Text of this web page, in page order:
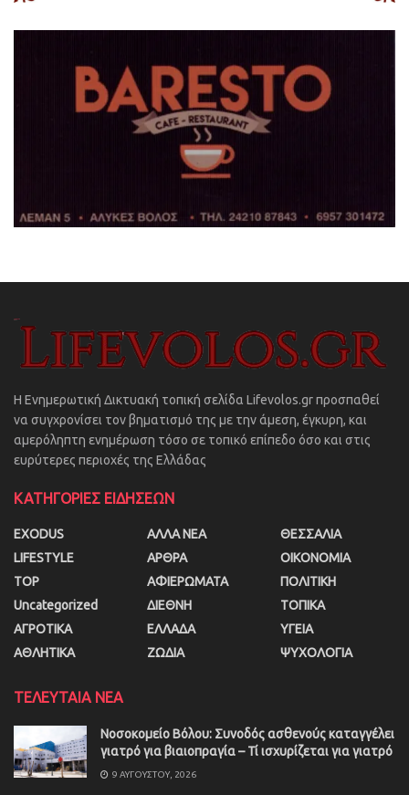
Η Ενημερωτική Δικτυακή τοπική σελίδα Lifevolos.gr προσπαθεί
να συγχρονίσει τον βηματισμό της με την άμεση, έγκυρη, και
αμερόληπτη ενημέρωση τόσο σε τοπικό επίπεδο όσο και στις
ευρύτερες περιοχές της Ελλάδας
ΚΑΤΗΓΟΡΙΕΣ ΕΙΔΗΣΕΩΝ
EXODUS
LIFESTYLE
TOP
Uncategorized
ΑΓΡΟΤΙΚΑ
ΑΘΛΗΤΙΚΑ
ΑΛΛΑ ΝΕΑ
ΑΡΘΡΑ
ΑΦΙΕΡΩΜΑΤΑ
ΔΙΕΘΝΗ
ΕΛΛΑΔΑ
ΖΩΔΙΑ
ΘΕΣΣΑΛΙΑ
ΟΙΚΟΝΟΜΙΑ
ΠΟΛΙΤΙΚΗ
ΤΟΠΙΚΑ
ΥΓΕΙΑ
ΨΥΧΟΛΟΓΙΑ
ΤΕΛΕΥΤΑΙΑ ΝΕΑ
Νοσοκομείο Βόλου: Συνοδός ασθενούς καταγγέλει
γιατρό για βιαιοπραγία – Τί ισχυρίζεται για γιατρό
9 ΑΥΓΟΎΣΤΟΥ, 2026